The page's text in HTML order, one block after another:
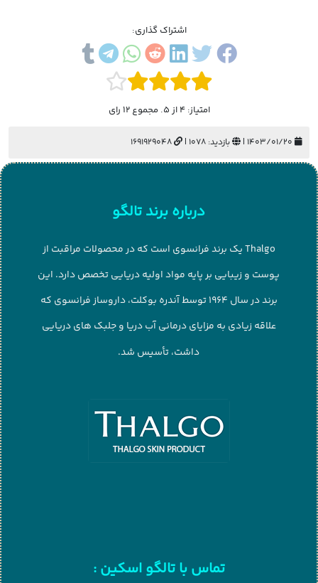
اشتراک گذاری:
امتیاز: 4 از 5. مجموع 12 رای
بازدید: 1078 | 1691929048
درباره برند تالگو
Thalgo یک برند فرانسوی است که در محصولات مراقبت از
پوست و زیبایی بر پایه مواد اولیه دریایی تخصص دارد. این
برند در سال 1964 توسط آندره بوکلت، داروساز فرانسوی که
علاقه زیادی به مزایای درمانی آب دریا و جلبک های دریایی
داشت، تأسیس شد.
تماس با تالگو اسکین :